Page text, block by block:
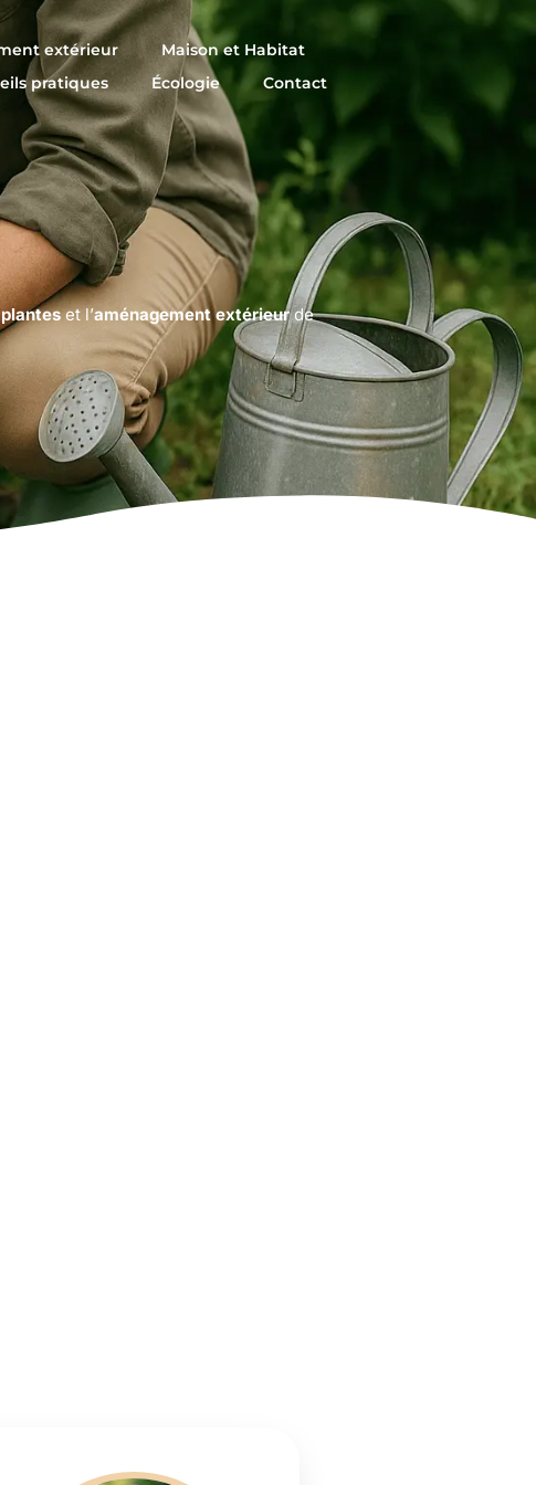
extérieur
Maison et Habitat
pratiques
Écologie Contact
planteset l’aménagement extérieurde